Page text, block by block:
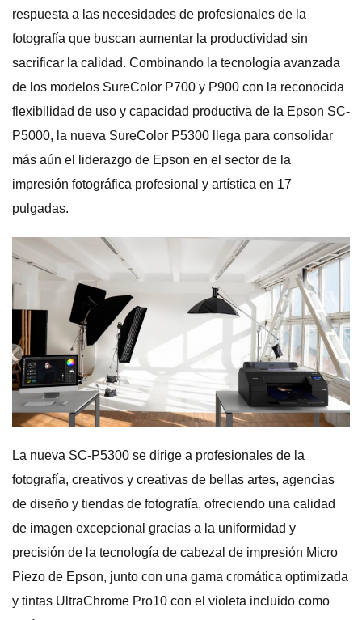
respuesta a las necesidades de profesionales de la
fotografía que buscan aumentar la productividad sin
sacrificar la calidad. Combinando la tecnología avanzada
de los modelos SureColor P700 y P900 con la reconocida
flexibilidad de uso y capacidad productiva de la Epson SC-
P5000, la nueva SureColor P5300 llega para consolidar
más aún el liderazgo de Epson en el sector de la
impresión fotográfica profesional y artística en 17
pulgadas.
La nueva SC-P5300 se dirige a profesionales de la
fotografía, creativos y creativas de bellas artes, agencias
de diseño y tiendas de fotografía, ofreciendo una calidad
de imagen excepcional gracias a la uniformidad y
precisión de la tecnología de cabezal de impresión Micro
Piezo de Epson, junto con una gama cromática optimizada
y tintas UltraChrome Pro10 con el violeta incluido como